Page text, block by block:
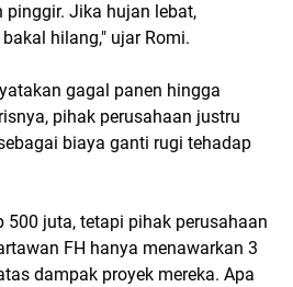
Jika hujan lebat,
hilang," ujar Romi.
gagal panen hingga
pihak perusahaan justru
biaya ganti rugi tehadap
500 juta, tetapi pihak perusahaan
FH hanya menawarkan 3
dampak proyek mereka. Apa